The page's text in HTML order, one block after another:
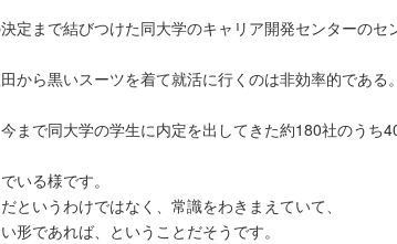
定まで結びつけた同大学のキャリア開発センターのセ
から黒いスーツを着て就活に行くのは非効率的である
まで同大学の学生に内定を出してきた約180社のうち
いる様です。
というわけではなく、常識をわきまえていて、
形であれば、ということだそうです。